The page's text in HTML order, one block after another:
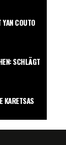
COUTO
SCHLÄGT
KARETSAS